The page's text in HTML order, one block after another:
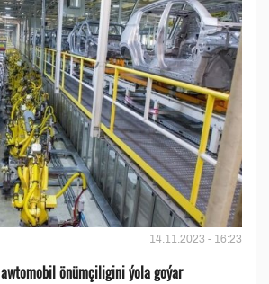
14.11.2023 - 16:23
önümçiligini ýola goýar